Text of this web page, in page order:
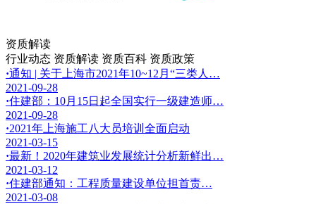
资质解读
行业动态 资质解读 资质百科 资质政策
·通知 | 关于上海市2021年10~12月“三类人…
2021-09-28
·住建部：10月15日起全国实行一级建造师…
2021-09-28
·2021年上海施工八大员培训全面启动
2021-03-15
·最新！2020年建筑业发展统计分析新鲜出…
2021-03-12
·住建部通知：工程质量建设单位担首责…
2021-03-08